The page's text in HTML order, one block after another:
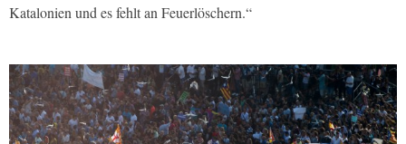
Katalonien und es fehlt an Feuerlöschern.“